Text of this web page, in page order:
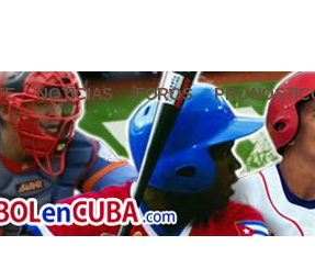
NOTICIAS FOROS